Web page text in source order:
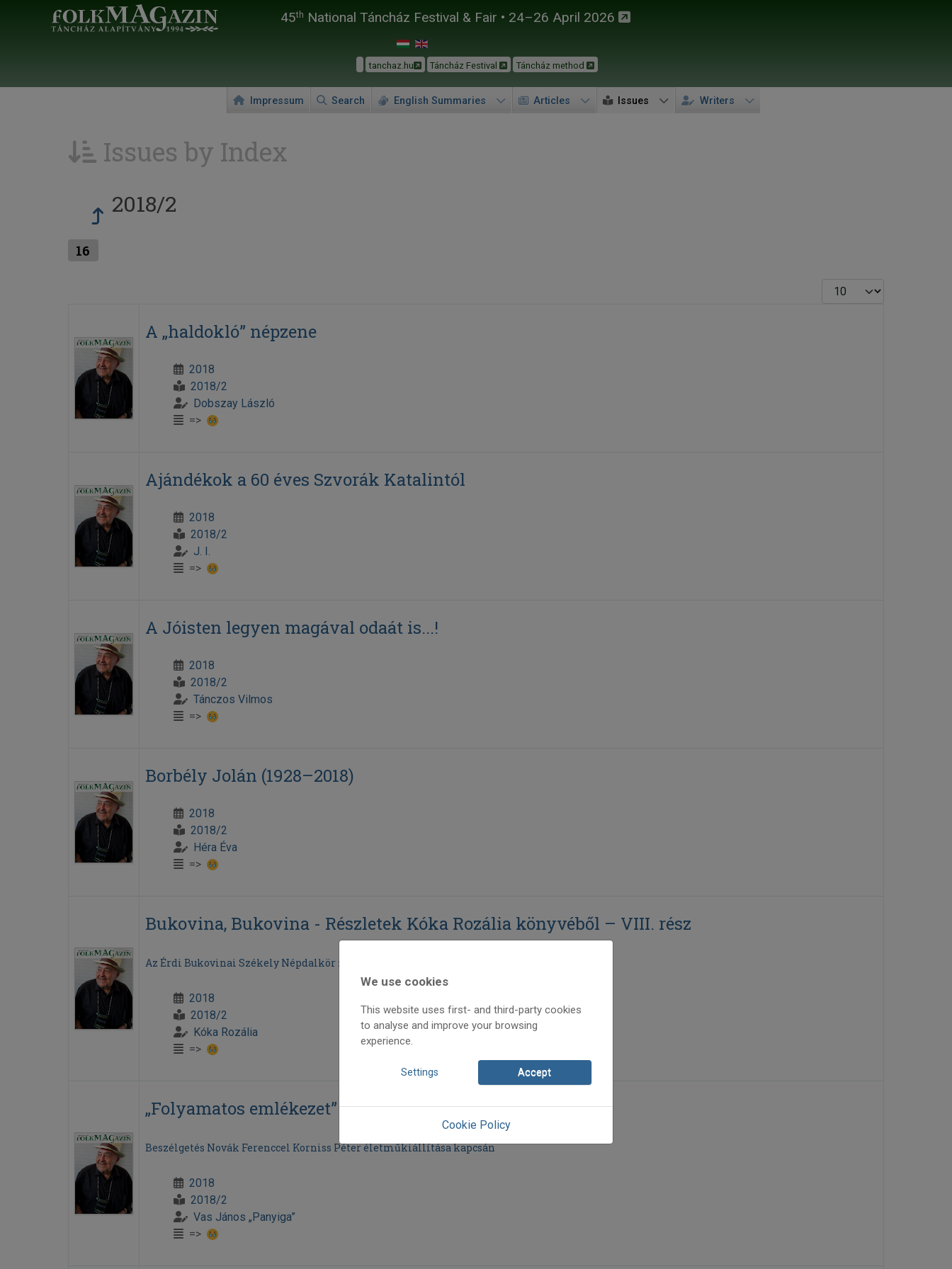
45th National Táncház Festival & Fair • 24–26 April 2026
tanchaz.hu Táncház Festival Táncház method
Impressum Search English Summaries Articles Issues Writers
Issues by Index
2018/2
16
Display #
A „haldokló” népzene
2018
2018/2
Dobszay László
=>
Ajándékok a 60 éves Szvorák Katalintól
2018
2018/2
J. I.
=>
A Jóisten legyen magával odaát is...!
2018
2018/2
Tánczos Vilmos
=>
Borbély Jolán (1928–2018)
2018
2018/2
Héra Éva
=>
Bukovina, Bukovina - Részletek Kóka Rozália könyvéből – VIII. rész
Az Érdi Bukovinai Székely Népdalkör megalakítása
2018
2018/2
Kóka Rozália
=>
„Folyamatos emlékezet”
Beszélgetés Novák Ferenccel Korniss Péter életműkiállítása kapcsán
2018
2018/2
Vas János „Panyiga”
=>
We use cookies
This website uses first- and third-party cookies
to analyse and improve your browsing
experience.
Settings Accept
Cookie Policy